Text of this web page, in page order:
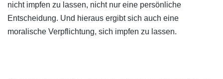
nicht impfen zu lassen, nicht nur eine persönliche
Entscheidung. Und hieraus ergibt sich auch eine
moralische Verpflichtung, sich impfen zu lassen.